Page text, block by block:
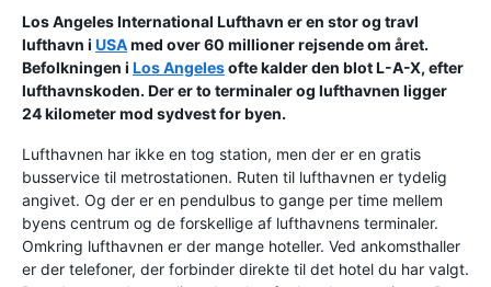
Los Angeles International Lufthavn er en stor og travl
lufthavn i USAmed over 60 millioner rejsende om året.
Befolkningen i Los Angelesofte kalder den blot L-A-X, efter
lufthavnskoden. Der er to terminaler og lufthavnen ligger
24 kilometer mod sydvest for byen.
Lufthavnen har ikke en tog station, men der er en gratis
busservice til metrostationen. Ruten til lufthavnen er tydelig
angivet. Og der er en pendulbus to gange per time mellem
byens centrum og de forskellige af lufthavnens terminaler.
Omkring lufthavnen er der mange hoteller. Ved ankomsthaller
er der telefoner, der forbinder direkte til det hotel du har valgt.